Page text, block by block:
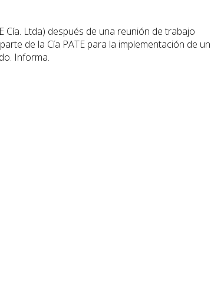
Cía. Ltda) después de una reunión de trabajo
de la Cía PATE para la implementación de un
Informa.